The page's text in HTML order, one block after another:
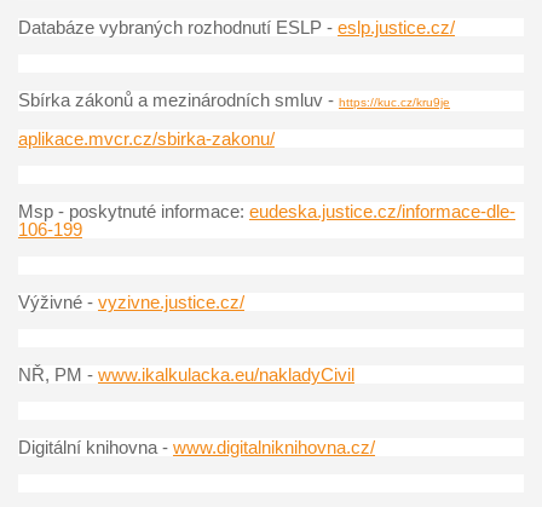
Databáze vybraných rozhodnutí ESLP - eslp.justice.cz/
Sbírka zákonů a mezinárodních smluv - https://kuc.cz/kru9je
aplikace.mvcr.cz/sbirka-zakonu/
Msp - poskytnuté informace: eudeska.justice.cz/informace-dle-
106-199
Výživné - vyzivne.justice.cz/
NŘ, PM - www.ikalkulacka.eu/nakladyCivil
Digitální knihovna - www.digitalniknihovna.cz/